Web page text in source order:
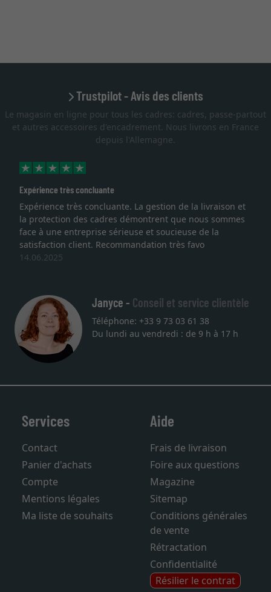
Trustpilot - Avis des clients
Le magasin en ligne pour tous les cadres: cadres, passe-partout
et autres accessoires d'encadrement. Nous livrons en France
depuis l'Allemagne.
Expérience très concluante
Expérience très concluante. La gestion de la livraison et
la protection des cadres démontrent que nous sommes
face à une entreprise sérieuse et soucieuse de la
satisfaction client. Recommandation très favo
14.06.2025
Janyce - Conseil et service clientèle
Téléphone: +33 9 73 03 61 38
Du lundi au vendredi : de 9 h à 17 h
Services
Contact
Panier d'achats
Compte
Mentions légales
Ma liste de souhaits
Aide
Frais de livraison
Foire aux questions
Magazine
Sitemap
Conditions générales
de vente
Rétractation
Confidentialité
Résilier le contrat